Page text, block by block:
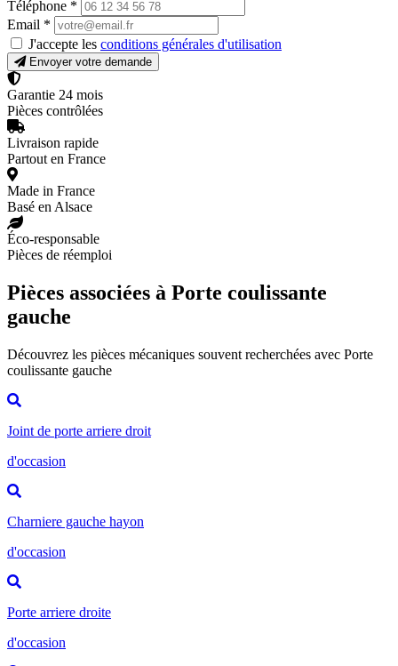
Téléphone *
Email *
J'accepte les conditions générales d'utilisation
Envoyer votre demande
Garantie 24 mois
Pièces contrôlées
Livraison rapide
Partout en France
Made in France
Basé en Alsace
Éco-responsable
Pièces de réemploi
Pièces associées à Porte coulissante
gauche
Découvrez les pièces mécaniques souvent recherchées avec Porte
coulissante gauche
Joint de porte arriere droit
d'occasion
Charniere gauche hayon
d'occasion
Porte arriere droite
d'occasion